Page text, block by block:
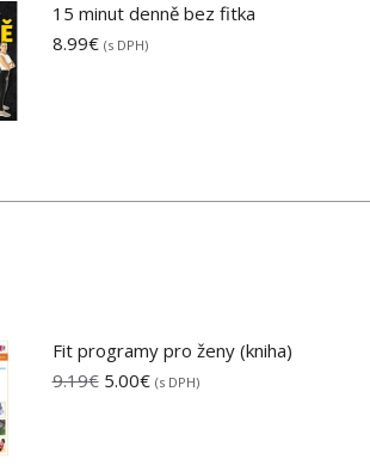
15 minut denně bez fitka
8.99€ (s DPH)
Fit programy pro ženy (kniha)
9.19€ Pôvodná
5.00€Aktuálna
(s DPH)